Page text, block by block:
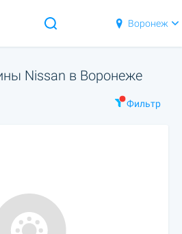
Воронеж
Nissan в Воронеже
Фильтр